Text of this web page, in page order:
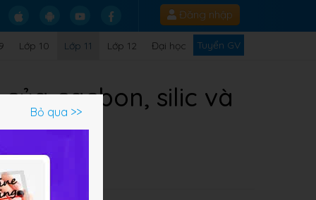
Đăng nhập
Lớp 10 Lớp 11 Lớp 12 Đại học Tuyển GV
cacbon, silic và
Bỏ qua >>